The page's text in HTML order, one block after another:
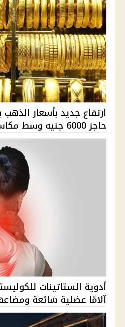
حاجز 6000 جنيه وسط مكاسب ع...
أدوية الستاتينات
آلامًا عضلية شائعة